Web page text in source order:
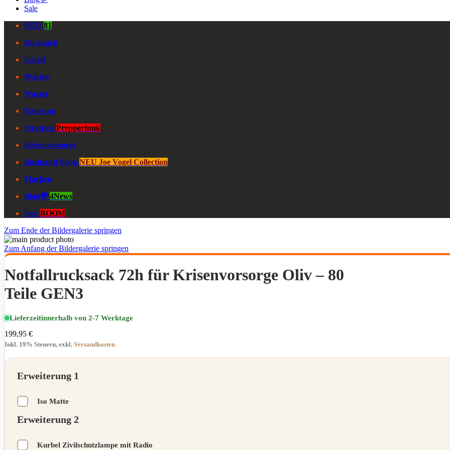
Sale
NEU 81
Rucksack
Schlaf
Wärme
Wasser
Nahrung
Strategie Prepperfunk
Krisenvorsorge
Bushcraft Shop NEU Joe Vogel Collection
Marken
Blog💬 4News
Sale BOOM
Zum Ende der Bildergalerie springen
Zum Anfang der Bildergalerie springen
Notfallrucksack 72h für Krisenvorsorge Oliv – 80
Teile GEN3
Lieferzeitinnerhalb von 2-7 Werktage
199,95 €
Inkl. 19% Steuern, exkl. Versandkosten
Erweiterung 1
Iso Matte
Erweiterung 2
Kurbel Zivilschutzlampe mit Radio